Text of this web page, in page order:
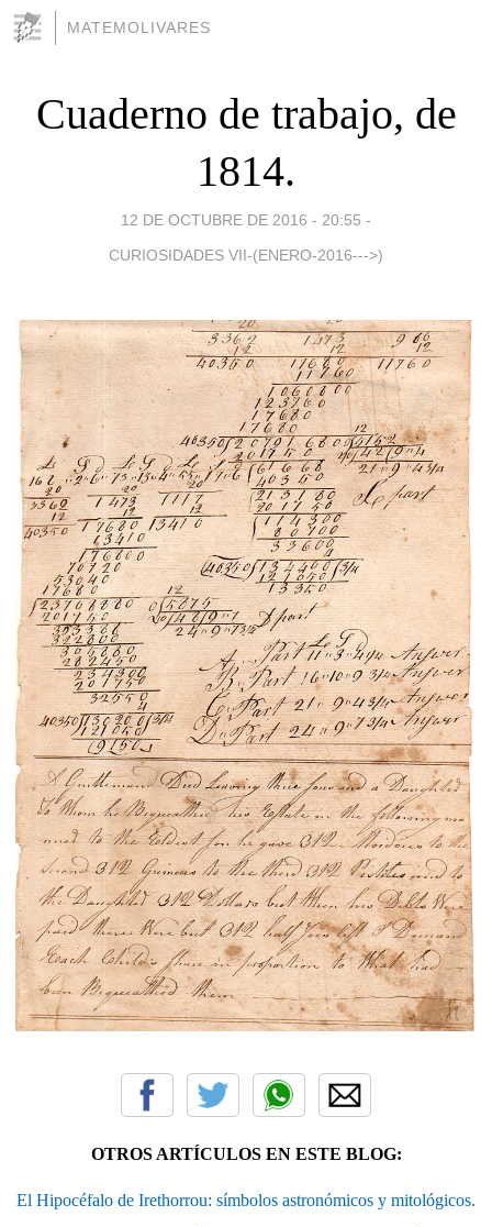
MATEMOLIVARES
Cuaderno de trabajo, de
1814.
12 DE OCTUBRE DE 2016 - 20:55 -
CURIOSIDADES VII-(ENERO-2016--->)
OTROS ARTÍCULOS EN ESTE BLOG:
El Hipocéfalo de Irethorrou: símbolos astronómicos y mitológicos.